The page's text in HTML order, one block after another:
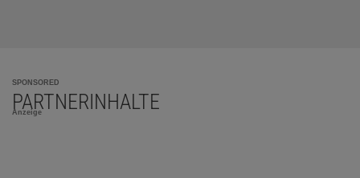
SPONSORED
PARTNERINHALTE
Anzeige